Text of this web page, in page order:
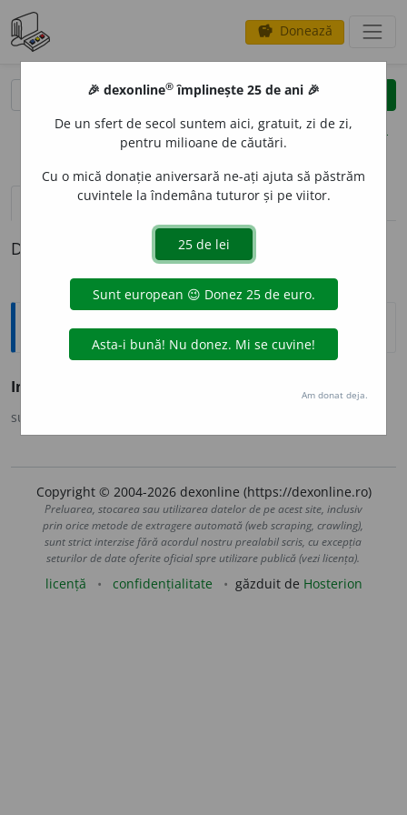
savings Donează
clear
opțiuni
definiții (1) pronunțievolume_up (21)
Definiția cu ID-ul 71059:
Antonime
Involuntar
sursa:
Copyright © 2004-2026 dexonline (https://dexonline.ro)
Preluarea, stocarea sau utilizarea datelor de pe acest site, inclusiv
prin orice metode de extragere automată (web scraping, crawling),
sunt strict interzise fără acordul nostru prealabil scris, cu excepția
seturilor de date oferite oficial spre utilizare publică (vezi licența).
licență confidențialitate găzduit de Hosterion
🎉 dexonline® împlinește 25 de ani 🎉
De un sfert de secol suntem aici, gratuit, zi de zi,
pentru milioane de căutări.
Cu o mică donație aniversară ne-ați ajuta să păstrăm
cuvintele la îndemâna tuturor și pe viitor.
Am donat deja.